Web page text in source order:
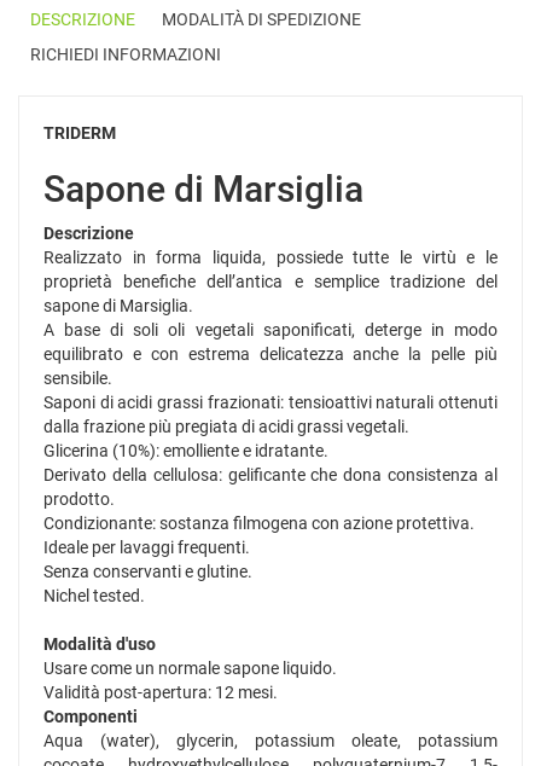
DESCRIZIONE
MODALITÀ DI SPEDIZIONE
RICHIEDI INFORMAZIONI
TRIDERM
Sapone di Marsiglia
Descrizione
Realizzato in forma liquida, possiede tutte le virtù e le
proprietà benefiche dell’antica e semplice tradizione del
sapone di Marsiglia.
A base di soli oli vegetali saponificati, deterge in modo
equilibrato e con estrema delicatezza anche la pelle più
sensibile.
Saponi di acidi grassi frazionati: tensioattivi naturali ottenuti
dalla frazione più pregiata di acidi grassi vegetali.
Glicerina (10%): emolliente e idratante.
Derivato della cellulosa: gelificante che dona consistenza al
prodotto.
Condizionante: sostanza filmogena con azione protettiva.
Ideale per lavaggi frequenti.
Senza conservanti e glutine.
Nichel tested.
Modalità d'uso
Usare come un normale sapone liquido.
Validità post-apertura: 12 mesi.
Componenti
Aqua (water), glycerin, potassium oleate, potassium